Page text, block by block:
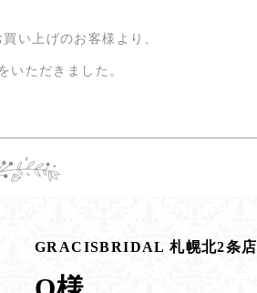
い上げのお客様より、
いただきました。
GRACISBRIDAL 札幌北2条店